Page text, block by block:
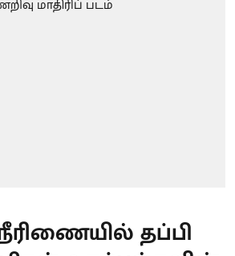
தப்பி